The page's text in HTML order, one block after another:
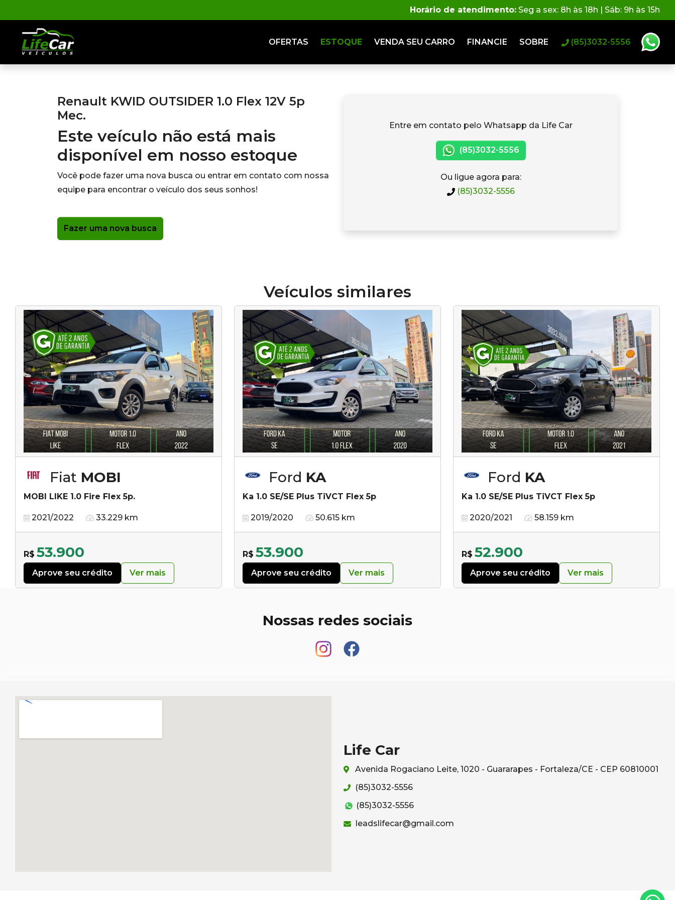
Horário de atendimento: Seg a sex: 8h às 18h | Sáb: 9h às 15h
OFERTAS ESTOQUE VENDA SEU CARRO FINANCIE SOBRE (85)3032-5556
Renault KWID OUTSIDER 1.0 Flex 12V 5p
Mec.
Este veículo não está mais
disponível em nosso estoque
Você pode fazer uma nova busca ou entrar em contato com nossa
equipe para encontrar o veículo dos seus sonhos!
Fazer uma nova busca
Entre em contato pelo Whatsapp da Life Car
(85)3032-5556
Ou ligue agora para:
(85)3032-5556
Veículos similares
Fiat MOBI
MOBI LIKE 1.0 Fire Flex 5p.
2021/2022 33.229 km
R$ 53.900
Aprove seu crédito Ver mais
Ford KA
Ka 1.0 SE/SE Plus TiVCT Flex 5p
2019/2020 50.615 km
R$ 53.900
Aprove seu crédito Ver mais
Ford KA
Ka 1.0 SE/SE Plus TiVCT Flex 5p
2020/2021 58.159 km
R$ 52.900
Aprove seu crédito Ver mais
Nossas redes sociais
Life Car
Avenida Rogaciano Leite, 1020 - Guararapes - Fortaleza/CE - CEP 60810001
(85)3032-5556
(85)3032-5556
leadslifecar@gmail.com